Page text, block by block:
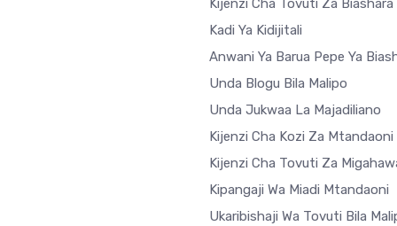
Kijenzi Cha Tovuti Za
Kadi Ya Kidijitali
Anwani Ya Barua Pepe Ya
Unda Blogu Bila Malipo
Unda Jukwaa La Majadiliano
Kijenzi Cha Kozi Za Mtandaoni
Kijenzi Cha Tovuti Za
Kipangaji Wa Miadi Mtandaoni
Ukaribishaji Wa Tovuti Bila